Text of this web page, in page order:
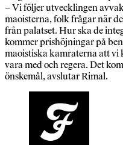
– Vi följer utvecklingen
maoisterna, folk frågar när
från palatset. Hur ska de
kommer prishöjningar på
maoistiska kamraterna att
vara med och regera. Det
önskemål, avslutar Rimal.